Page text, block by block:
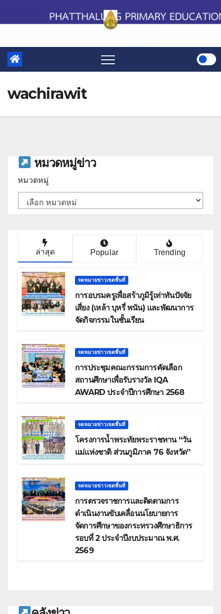
wachirawit
หมวดหมู่ข่าว
หมวดหมู่
ล่าสุด Popular Trending
จดหมายข่าวเขตพื้นที่
การอบรมครูเพื่อสร้าภูมิรู้เท่าทันปัจจัย
เสี่ยง (เหล้า บุหรี่ พนัน) และพัฒนาการ
จัดกิจกรรมในชั้นเรียน
จดหมายข่าวเขตพื้นที่
การประชุมคณะกรรมการคัดเลือก
สถานศึกษาเพื่อรับรางวัล IQA
AWARD ประจำปีการศึกษา 2568
จดหมายข่าวเขตพื้นที่
โครงการน้ำพระทัยพระราชทาน “วัน
แม่แห่งชาติ ส่วนภูมิภาค 76 จังหวัด”
จดหมายข่าวเขตพื้นที่
การตรวจราชการและติดตามการ
ดำเนินงานขับเคลื่อนนโยบายการ
จัดการศึกษาของกระทรวงศึกษาธิการ
รอบที่ 2 ประจำปีงบประมาณ พ.ศ.
2569